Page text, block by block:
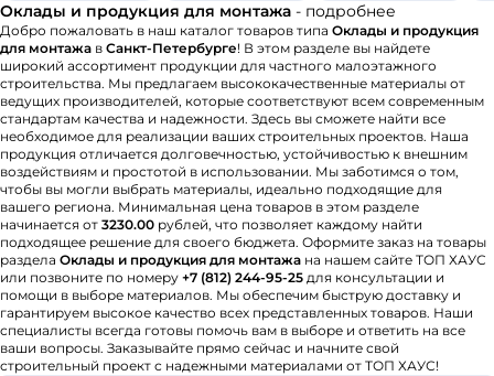
Оклады и продукция для монтажа - подробнее
Добро пожаловать в наш каталог товаров типа Оклады и продукция
для монтажа в Санкт-Петербурге! В этом разделе вы найдете
широкий ассортимент продукции для частного малоэтажного
строительства. Мы предлагаем высококачественные материалы от
ведущих производителей, которые соответствуют всем современным
стандартам качества и надежности. Здесь вы сможете найти все
необходимое для реализации ваших строительных проектов. Наша
продукция отличается долговечностью, устойчивостью к внешним
воздействиям и простотой в использовании. Мы заботимся о том,
чтобы вы могли выбрать материалы, идеально подходящие для
вашего региона. Минимальная цена товаров в этом разделе
начинается от 3230.00 рублей, что позволяет каждому найти
подходящее решение для своего бюджета. Оформите заказ на товары
раздела Оклады и продукция для монтажа на нашем сайте ТОП ХАУС
или позвоните по номеру +7 (812) 244-95-25 для консультации и
помощи в выборе материалов. Мы обеспечим быструю доставку и
гарантируем высокое качество всех представленных товаров. Наши
специалисты всегда готовы помочь вам в выборе и ответить на все
ваши вопросы. Заказывайте прямо сейчас и начните свой
строительный проект с надежными материалами от ТОП ХАУС!